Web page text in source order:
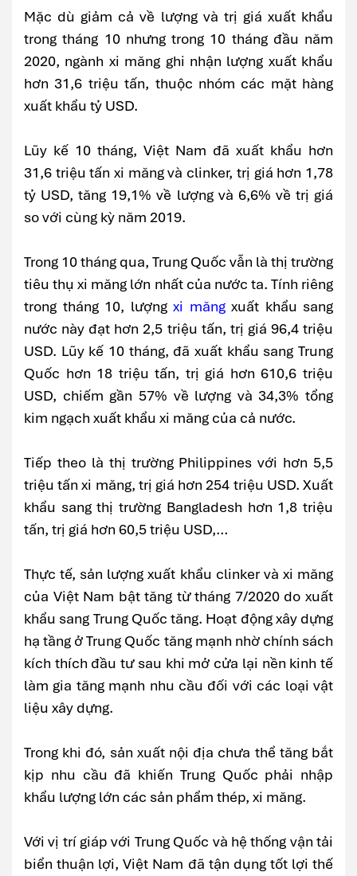
Mặc dù giảm cả về lượng và trị giá xuất khẩu
trong tháng 10 nhưng trong 10 tháng đầu năm
2020, ngành xi măng ghi nhận lượng xuất khẩu
hơn 31,6 triệu tấn, thuộc nhóm các mặt hàng
xuất khẩu tỷ USD.
Lũy kế 10 tháng, Việt Nam đã xuất khẩu hơn
31,6 triệu tấn xi măng và clinker, trị giá hơn 1,78
tỷ USD, tăng 19,1% về lượng và 6,6% về trị giá
so với cùng kỳ năm 2019.
Trong 10 tháng qua, Trung Quốc vẫn là thị trường
tiêu thụ xi măng lớn nhất của nước ta. Tính riêng
trong tháng 10, lượng xi măngxuất khẩu sang
nước này đạt hơn 2,5 triệu tấn, trị giá 96,4 triệu
USD. Lũy kế 10 tháng, đã xuất khẩu sang Trung
Quốc hơn 18 triệu tấn, trị giá hơn 610,6 triệu
USD, chiếm gần 57% về lượng và 34,3% tổng
kim ngạch xuất khẩu xi măng của cả nước.
Tiếp theo là thị trường Philippines với hơn 5,5
triệu tấn xi măng, trị giá hơn 254 triệu USD. Xuất
khẩu sang thị trường Bangladesh hơn 1,8 triệu
tấn, trị giá hơn 60,5 triệu USD,…
Thực tế, sản lượng xuất khẩu clinker và xi măng
của Việt Nam bật tăng từ tháng 7/2020 do xuất
khẩu sang Trung Quốc tăng. Hoạt động xây dựng
hạ tầng ở Trung Quốc tăng mạnh nhờ chính sách
kích thích đầu tư sau khi mở cửa lại nền kinh tế
làm gia tăng mạnh nhu cầu đối với các loại vật
liệu xây dựng.
Trong khi đó, sản xuất nội địa chưa thể tăng bắt
kịp nhu cầu đã khiến Trung Quốc phải nhập
khẩu lượng lớn các sản phẩm thép, xi măng.
Với vị trí giáp với Trung Quốc và hệ thống vận tải
biển thuận lợi, Việt Nam đã tận dụng tốt lợi thế